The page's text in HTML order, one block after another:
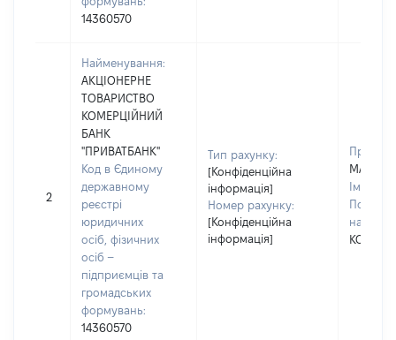
14360570
2
Найменування:
АКЦІОНЕРНЕ
ТОВАРИСТВО
КОМЕРЦІЙНИЙ
БАНК
"ПРИВАТБАНК"
Код в Єдиному
державному
реєстрі
юридичних
осіб, фізичних
осіб –
підприємців та
громадських
формувань:
14360570
Тип рахунку:
[Конфіденційна
інформація]
Номер рахунку:
[Конфіденційна
інформація]
Ім'я:
По